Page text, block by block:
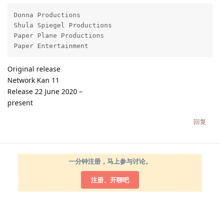
Donna Productions
Shula Spiegel Productions
Paper Plane Productions
Paper Entertainment
Original release
Network Kan 11
Release 22 June 2020 –
present
回复
一分钟注册，马上参与讨论。
注册、开聊吧